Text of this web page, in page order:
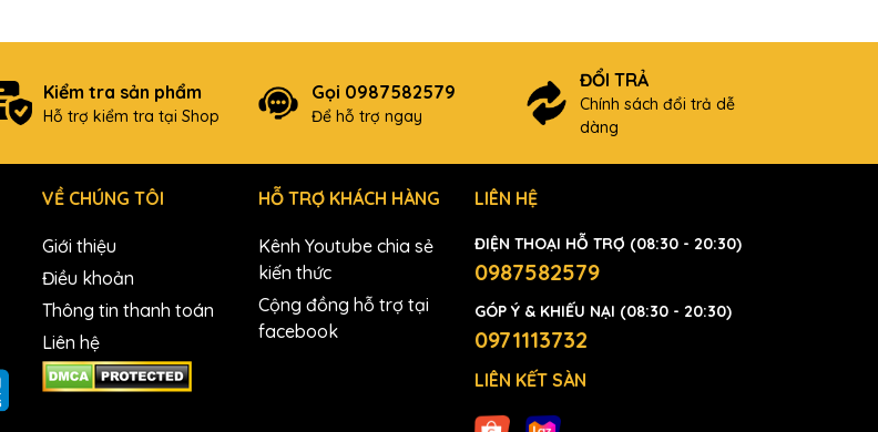
Kiểm tra sản phẩm
Hỗ trợ kiểm tra tại Shop
Gọi 0987582579
Để hỗ trợ ngay
ĐỔI TRẢ
Chính sách đổi trả dễ
dàng
VỀ CHÚNG TÔI
Giới thiệu
Điều khoản
Thông tin thanh toán
Liên hệ
HỖ TRỢ KHÁCH HÀNG
Kênh Youtube chia sẻ
kiến thức
Cộng đồng hỗ trợ tại
facebook
LIÊN HỆ
ĐIỆN THOẠI HỖ TRỢ (08:30 - 20:30)
0987582579
GÓP Ý & KHIẾU NẠI (08:30 - 20:30)
0971113732
LIÊN KẾT SÀN